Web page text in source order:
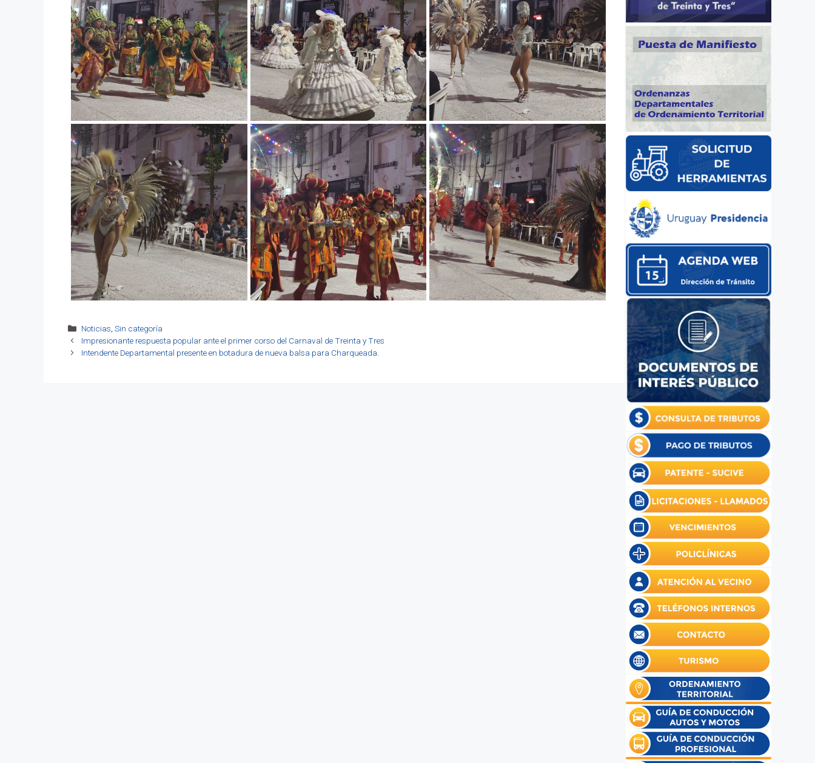
Categorías
Noticias Sin categoría
Impresionante respuesta popular ante el primer corso del Carnaval de Treinta y Tres
Intendente Departamental presente en botadura de nueva balsa para Charqueada.